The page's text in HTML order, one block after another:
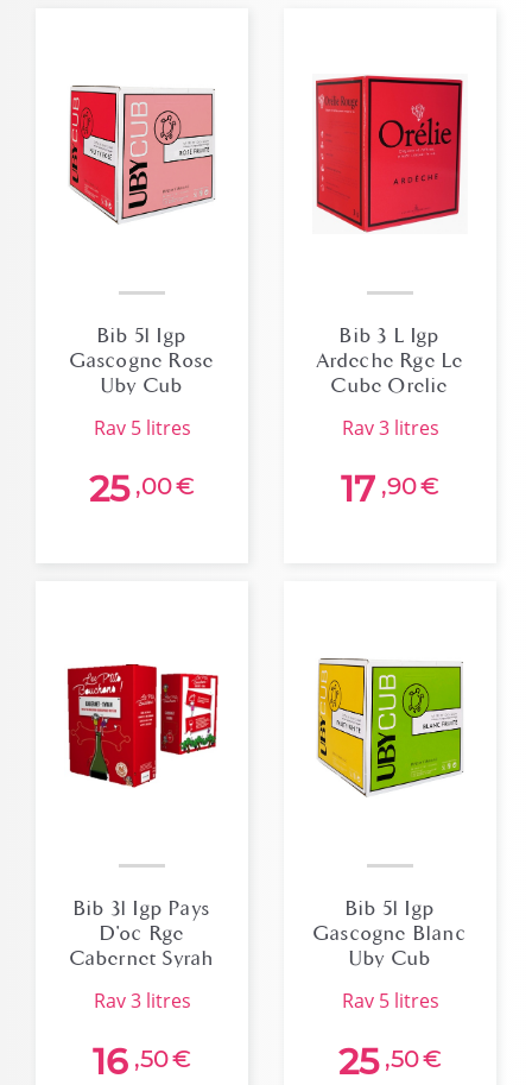
Bib 5l Igp
Gascogne Rose
Uby Cub
rav 5 litres
25 ,00€
Bib 3 L Igp
Ardeche Rge Le
Cube Orelie
rav 3 litres
17 ,90€
Bib 3l Igp Pays
D'oc Rge
Cabernet Syrah
Bouchons
rav 3 litres
16 ,50€
Bib 5l Igp
Gascogne Blanc
Uby Cub
rav 5 litres
25 ,50€